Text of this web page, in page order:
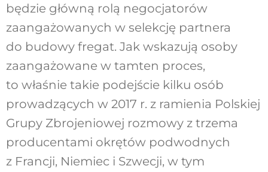
będzie główną rolą negocjatorów
zaangażowanych w selekcję partnera
do budowy fregat. Jak wskazują osoby
zaangażowane w tamten proces,
to właśnie takie podejście kilku osób
prowadzących w 2017 r. z ramienia Polskiej
Grupy Zbrojeniowej rozmowy z trzema
producentami okrętów podwodnych
z Francji, Niemiec i Szwecji, w tym